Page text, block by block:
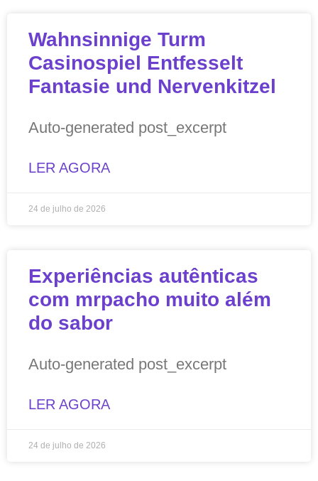
Wahnsinnige Turm
Casinospiel Entfesselt
Fantasie und Nervenkitzel
Auto-generated post_excerpt
LER AGORA
24 de julho de 2026
Experiências autênticas
com mrpacho muito além
do sabor
Auto-generated post_excerpt
LER AGORA
24 de julho de 2026